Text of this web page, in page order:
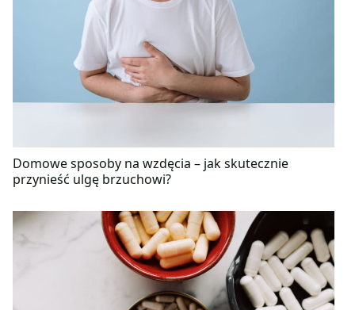
Domowe sposoby na wzdęcia – jak skutecznie
przynieść ulgę brzuchowi?